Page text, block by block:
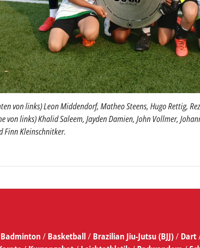
von links) Leon Middendorf, Matheo Steens, Hugo Rettig,
von links) Khalid Saleem, Jayden Damien, John Vollmer,
Finn Kleinschnitker.
Badminton/ Basketball/ Brazilian Jiu-Jutsu (BJJ)/ Dart